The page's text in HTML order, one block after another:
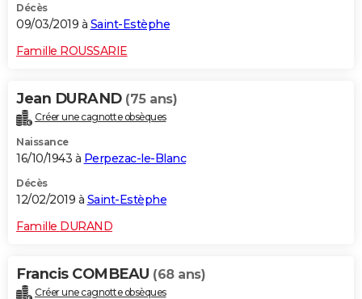
Décès
09/03/2019 à Saint-Estèphe
Famille ROUSSARIE
Jean DURAND (75 ans)
Créer une cagnotte obsèques
Naissance
16/10/1943 à Perpezac-le-Blanc
Décès
12/02/2019 à Saint-Estèphe
Famille DURAND
Francis COMBEAU (68 ans)
Créer une cagnotte obsèques